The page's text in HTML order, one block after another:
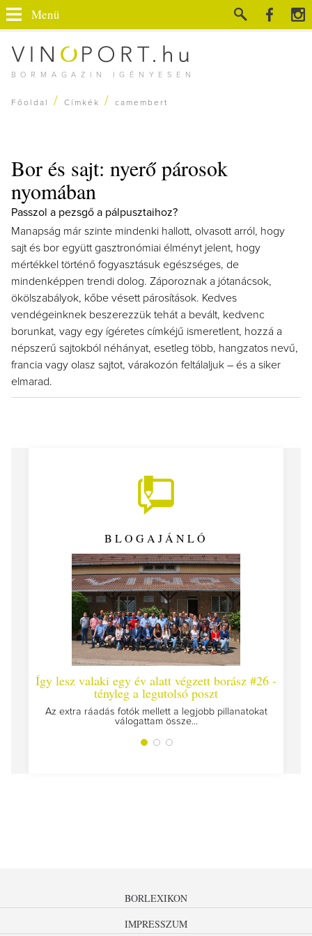
BORMAGAZIN IGÉNYESEN
Menü
Főoldal / Címkék / camembert
Bor és sajt: nyerő párosok
nyomában
Passzol a pezsgő a pálpusztaihoz?
Manapság már szinte mindenki hallott, olvasott arról, hogy
sajt és bor együtt gasztronómiai élményt jelent, hogy
mértékkel történő fogyasztásuk egészséges, de
mindenképpen trendi dolog. Záporoznak a jótanácsok,
ökölszabályok, kőbe vésett párosítások. Kedves
vendégeinknek beszerezzük tehát a bevált, kedvenc
borunkat, vagy egy ígéretes címkéjű ismeretlent, hozzá a
népszerű sajtokból néhányat, esetleg több, hangzatos nevű,
francia vagy olasz sajtot, várakozón feltálaljuk – és a siker
elmarad.
BLOGAJÁNLÓ
Így lesz valaki egy év alatt végzett borász #26 -
tényleg a legutolsó poszt
Az extra ráadás fotók mellett a legjobb pillanatokat
válogattam össze...
BORLEXIKON
IMPRESSZUM